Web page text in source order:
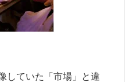
していた「市場」と違